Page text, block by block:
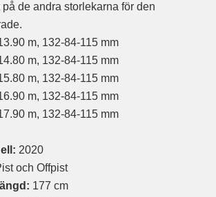
på de andra storlekarna för den
m, 132-84-115 mm
m, 132-84-115 mm
m, 132-84-115 mm
m, 132-84-115 mm
m, 132-84-115 mm
2020
och Offpist
177 cm